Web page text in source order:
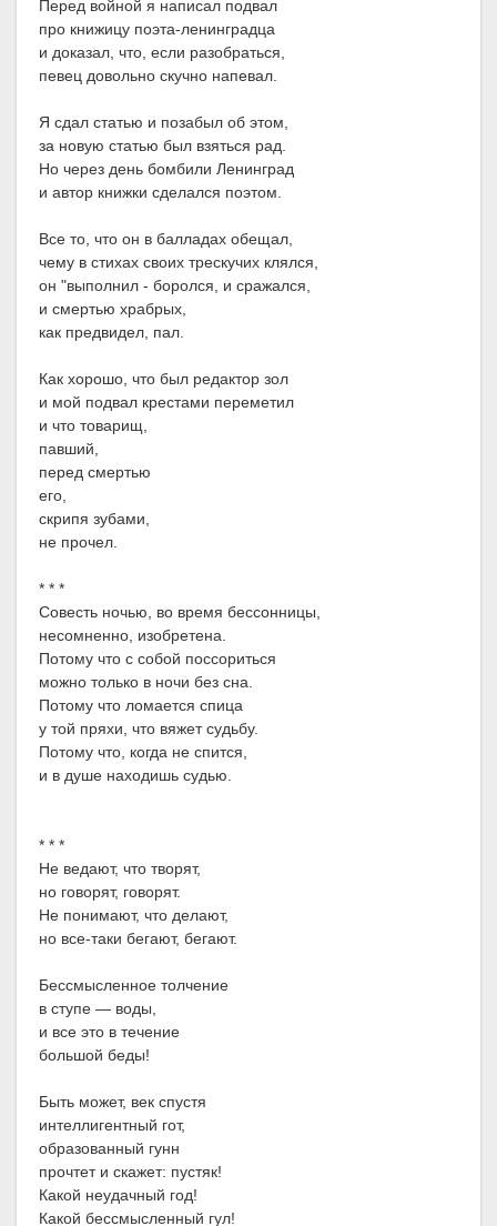
Перед войной я написал подвал
про книжицу поэта-ленинградца
и доказал, что, если разобраться,
певец довольно скучно напевал.
Я сдал статью и позабыл об этом,
за новую статью был взяться рад.
Но через день бомбили Ленинград
и автор книжки сделался поэтом.
Все то, что он в балладах обещал,
чему в стихах своих трескучих клялся,
он "выполнил - боролся, и сражался,
и смертью храбрых,
как предвидел, пал.
Как хорошо, что был редактор зол
и мой подвал крестами переметил
и что товарищ,
павший,
перед смертью
его,
скрипя зубами,
не прочел.
* * *
Совесть ночью, во время бессонницы,
несомненно, изобретена.
Потому что с собой поссориться
можно только в ночи без сна.
Потому что ломается спица
у той пряхи, что вяжет судьбу.
Потому что, когда не спится,
и в душе находишь судью.
* * *
Не ведают, что творят,
но говорят, говорят.
Не понимают, что делают,
но все-таки бегают, бегают.
Бессмысленное толчение
в ступе — воды,
и все это в течение
большой беды!
Быть может, век спустя
интеллигентный гот,
образованный гунн
прочтет и скажет: пустяк!
Какой неудачный год!
Какой бессмысленный гул!